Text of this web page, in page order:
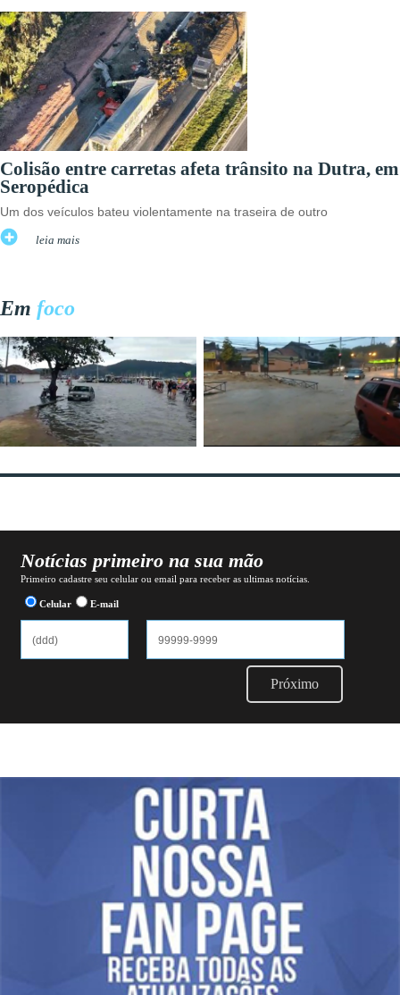
Colisão entre carretas afeta trânsito na Dutra, em
Seropédica
Um dos veículos bateu violentamente na traseira de outro
leia mais
Em foco
Notícias primeiro na sua mão
Primeiro cadastre seu celular ou email para receber as ultimas notícias.
Celular E-mail
Próximo